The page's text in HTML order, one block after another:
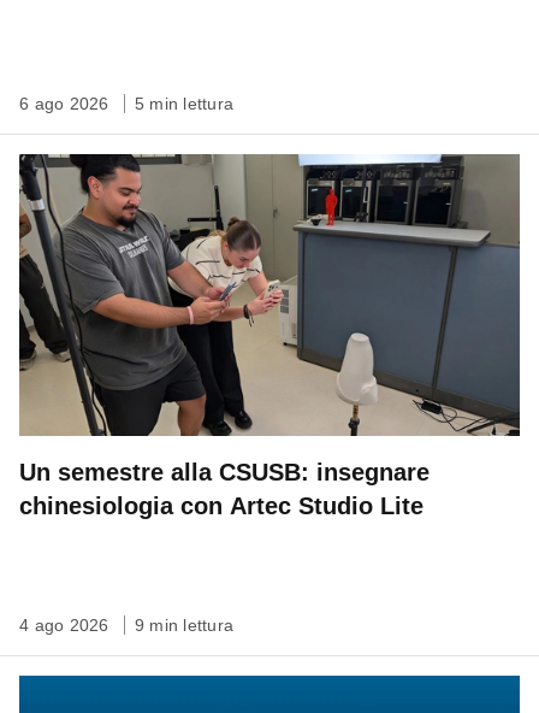
6 ago 2026 5 min lettura
Un semestre alla CSUSB: insegnare
chinesiologia con Artec Studio Lite
4 ago 2026 9 min lettura